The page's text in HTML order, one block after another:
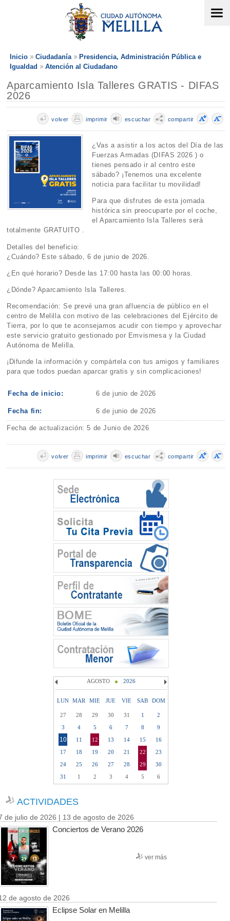
Inicio Ciudadanía
Presidencia, Administración Pública e
Igualdad
Atención al Ciudadano
Aparcamiento Isla Talleres GRATIS - DIFAS
2026
compartir
escuchar
imprimir
volver
¿Vas a asistir a los actos del Día de las
Fuerzas Armadas (DIFAS 2026 ) o
tienes pensado ir al centro este
sábado? ¡Tenemos una excelente
noticia para facilitar tu movilidad!
Para que disfrutes de esta jornada
histórica sin preocuparte por el coche,
el Aparcamiento Isla Talleres será
totalmente GRATUITO .
Detalles del beneficio:
¿Cuándo? Este sábado, 6 de junio de 2026.
¿En qué horario? Desde las 17:00 hasta las 00:00 horas.
¿Dónde? Aparcamiento Isla Talleres.
Recomendación: Se prevé una gran afluencia de público en el
centro de Melilla con motivo de las celebraciones del Ejército de
Tierra, por lo que te aconsejamos acudir con tiempo y aprovechar
este servicio gratuito gestionado por Emvismesa y la Ciudad
Autónoma de Melilla.
¡Difunde la información y compártela con tus amigos y familiares
para que todos puedan aparcar gratis y sin complicaciones!
Fecha de inicio: 6 de junio de 2026
Fecha fin: 6 de junio de 2026
Fecha de actualización: 5 de Junio de 2026
compartir
escuchar
imprimir
volver
AGOSTO 2026
LUN MAR MIE JUE VIE SAB DOM
27 28 29 30 31 1
2
3
4 5 6 7 8 9
10 11 12 13 14 15
16
17
18 19 20 21 22
23
24
25 26 27 28 29
30
31
1 2 3 4 5 6
ACTIVIDADES
de julio de 2026 | 13 de agosto de 2026
Conciertos de Verano 2026
ver más
de agosto de 2026
Eclipse Solar en Melilla